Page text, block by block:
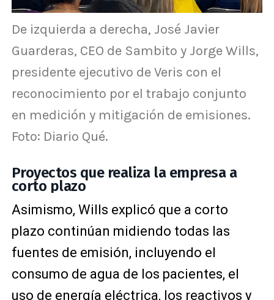
De izquierda a derecha, José Javier
Guarderas, CEO de Sambito y Jorge Wills,
presidente ejecutivo de Veris con el
reconocimiento por el trabajo conjunto
en medición y mitigación de emisiones.
Foto: Diario Qué.
Proyectos que realiza la empresa a
corto plazo
Asimismo, Wills explicó que a corto
plazo continúan midiendo todas las
fuentes de emisión, incluyendo el
consumo de agua de los pacientes, el
uso de energía eléctrica, los reactivos y